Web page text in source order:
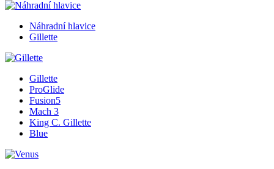
Náhradní hlavice
Gillette
Gillette
ProGlide
Fusion5
Mach 3
King C. Gillette
Blue